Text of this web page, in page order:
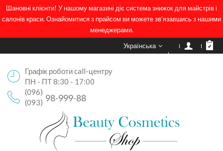
Шановні клієнти! У нашому магазині діє система знижок для майстрів і
салонів краси. Ознайомитися з прайсом ви можете зв'язавшись з нашими
менеджерами.
Українська
Графік роботи call-центру
ПН - ПТ 8:30 - 17:00
(096)
98-999-88
(093)